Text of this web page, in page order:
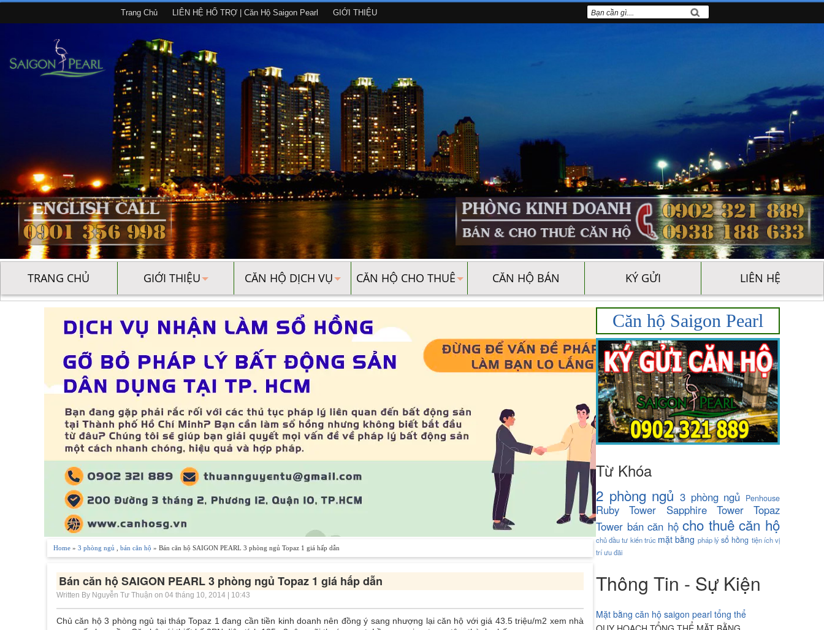
Trang Chủ LIÊN HỆ HỔ TRỢ | Căn Hộ Saigon Pearl GIỚI THIỆU
TRANG CHỦ GIỚI THIỆU CĂN HỘ DỊCH VỤ CĂN HỘ CHO THUÊ CĂN HỘ BÁN KÝ GỬI LIÊN HỆ
Home » 3 phòng ngủ bán căn hộ » Bán căn hộ SAIGON PEARL 3 phòng ngủ Topaz 1 giá hấp dẫn
Bán căn hộ SAIGON PEARL 3 phòng ngủ Topaz 1 giá hấp dẫn
Written By Nguyễn Tư Thuận on 04 tháng 10, 2014 | 10:43
Chủ căn hộ 3 phòng ngủ tại tháp Topaz 1 đang cần tiền kinh doanh nên đồng ý sang nhượng lại căn hộ với giá 43.5 triệu/m2 xem nhà
Căn hộ Saigon Pearl
Từ Khóa
2 phòng ngủ 3 phòng ngủ Penhouse
Ruby Tower Sapphire Tower
Topaz
Tower bán căn hộ cho thuê căn hộ
chủ đầu tư kiến trúc mặt bằng pháp lý sổ hồng tiện ích vị
tríưu đãi
Thông Tin - Sự Kiện
Mặt bằng căn hộ saigon pearl tổng thể